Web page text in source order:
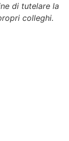
di tutelare la
colleghi.